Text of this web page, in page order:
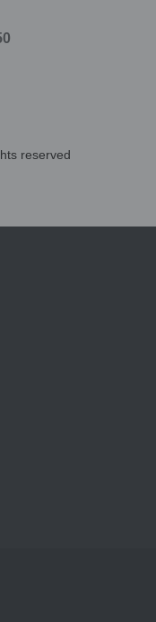
reserved